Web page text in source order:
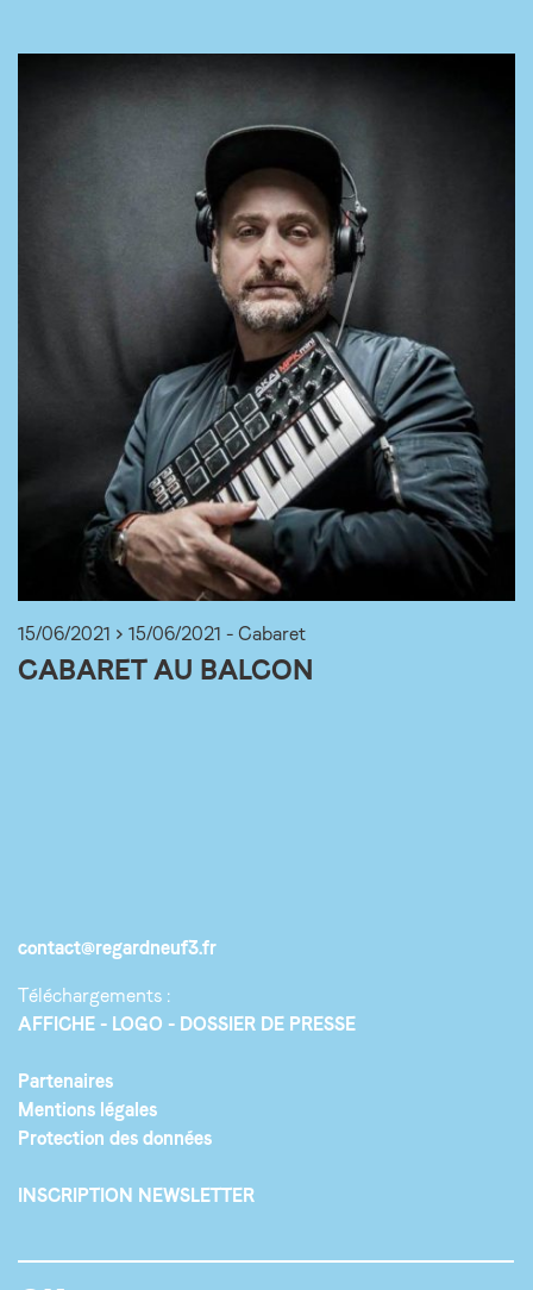
15/06/2021 > 15/06/2021 - Cabaret
CABARET AU BALCON
contact@regardneuf3.fr
Téléchargements :
AFFICHE
LOGO DOSSIER DE PRESSE
Partenaires
Mentions légales
Protection des données
INSCRIPTION NEWSLETTER